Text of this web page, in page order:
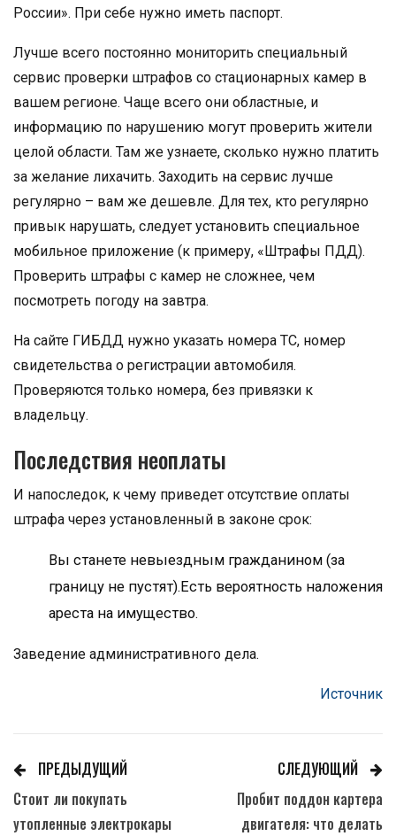
России». При себе нужно иметь паспорт.
Лучше всего постоянно мониторить специальный
сервис проверки штрафов со стационарных камер в
вашем регионе. Чаще всего они областные, и
информацию по нарушению могут проверить жители
целой области. Там же узнаете, сколько нужно платить
за желание лихачить. Заходить на сервис лучше
регулярно – вам же дешевле. Для тех, кто регулярно
привык нарушать, следует установить специальное
мобильное приложение (к примеру, «Штрафы ПДД).
Проверить штрафы с камер не сложнее, чем
посмотреть погоду на завтра.
На сайте ГИБДД нужно указать номера ТС, номер
свидетельства о регистрации автомобиля.
Проверяются только номера, без привязки к
владельцу.
Последствия неоплаты
И напоследок, к чему приведет отсутствие оплаты
штрафа через установленный в законе срок:
Вы станете невыездным гражданином (за
границу не пустят).Есть вероятность наложения
ареста на имущество.
Заведение административного дела.
Источник
ПРЕДЫДУЩИЙ
Стоит ли покупать
утопленные электрокары
СЛЕДУЮЩИЙ
Пробит поддон картера
двигателя: что делать